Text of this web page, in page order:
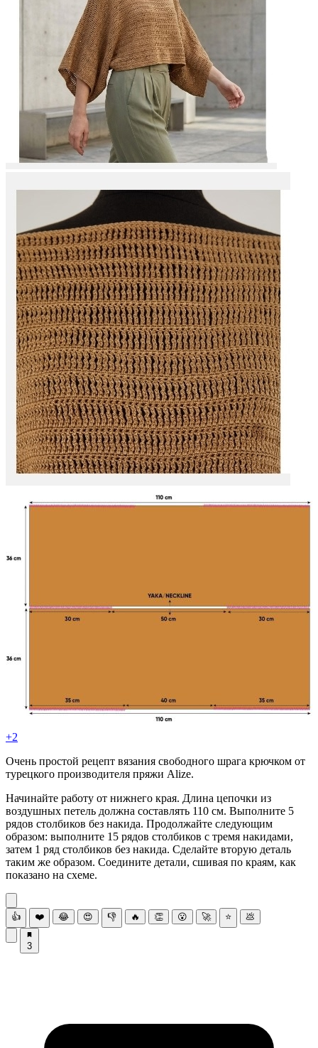
+2
Очень простой рецепт вязания свободного шрага крючком от
турецкого производителя пряжи Alize.
Начинайте работу от нижнего края. Длина цепочки из
воздушных петель должна составлять 110 см. Выполните 5
рядов столбиков без накида. Продолжайте следующим
образом: выполните 15 рядов столбиков с тремя накидами,
затем 1 ряд столбиков без накида. Сделайте вторую деталь
таким же образом. Соедините детали, сшивая по краям, как
показано на схеме.
👍 ❤️ 😂 😍 👎 🔥 👏 😮 🚀 ⭐ 💩
3